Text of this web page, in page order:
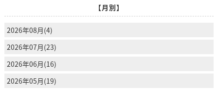
【月別】
2026年08月(4)
2026年07月(23)
2026年06月(16)
2026年05月(19)